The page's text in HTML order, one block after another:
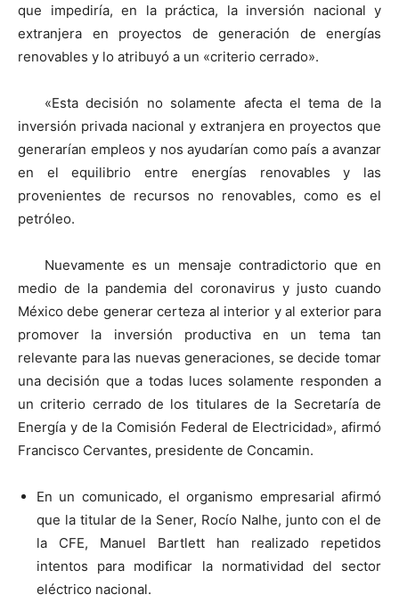
que impediría, en la práctica, la inversión nacional y
extranjera en proyectos de generación de energías
renovables y lo atribuyó a un «criterio cerrado».
«Esta decisión no solamente afecta el tema de la
inversión privada nacional y extranjera en proyectos que
generarían empleos y nos ayudarían como país a avanzar
en el equilibrio entre energías renovables y las
provenientes de recursos no renovables, como es el
petróleo.
Nuevamente es un mensaje contradictorio que en
medio de la pandemia del coronavirus y justo cuando
México debe generar certeza al interior y al exterior para
promover la inversión productiva en un tema tan
relevante para las nuevas generaciones, se decide tomar
una decisión que a todas luces solamente responden a
un criterio cerrado de los titulares de la Secretaría de
Energía y de la Comisión Federal de Electricidad», afirmó
Francisco Cervantes, presidente de Concamin.
En un comunicado, el organismo empresarial afirmó
que la titular de la Sener, Rocío Nalhe, junto con el de
la CFE, Manuel Bartlett han realizado repetidos
intentos para modificar la normatividad del sector
eléctrico nacional.